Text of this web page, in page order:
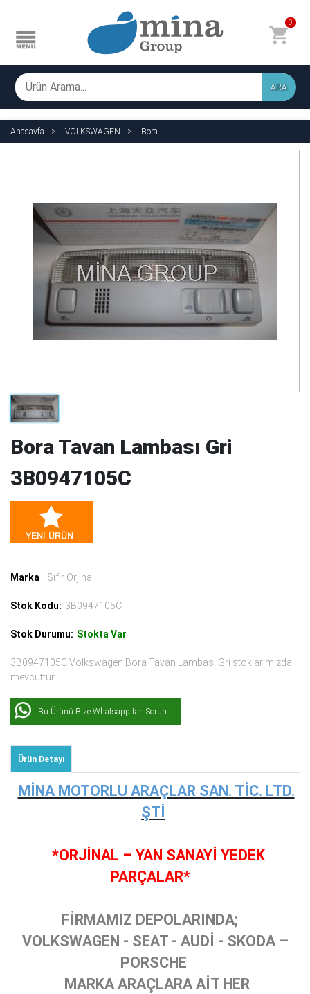
0
ARA
Anasayfa VOLKSWAGEN Bora
Bora Tavan Lambası Gri
3B0947105C
Marka : Sıfır Orjinal
Stok Kodu: 3B0947105C
Stok Durumu: Stokta Var
3B0947105C Volkswagen Bora Tavan Lambası Gri stoklarımızda
mevcuttur.
Bu Ürünü Bize Whatsapp'tan Sorun
Ürün Detayı
MİNA MOTORLU ARAÇLAR SAN. TİC. LTD.
ŞTİ
*ORJİNAL – YAN SANAYİ YEDEK
PARÇALAR*
FİRMAMIZ DEPOLARINDA;
VOLKSWAGEN - SEAT - AUDİ - SKODA –
PORSCHE
MARKA ARAÇLARA AİT HER